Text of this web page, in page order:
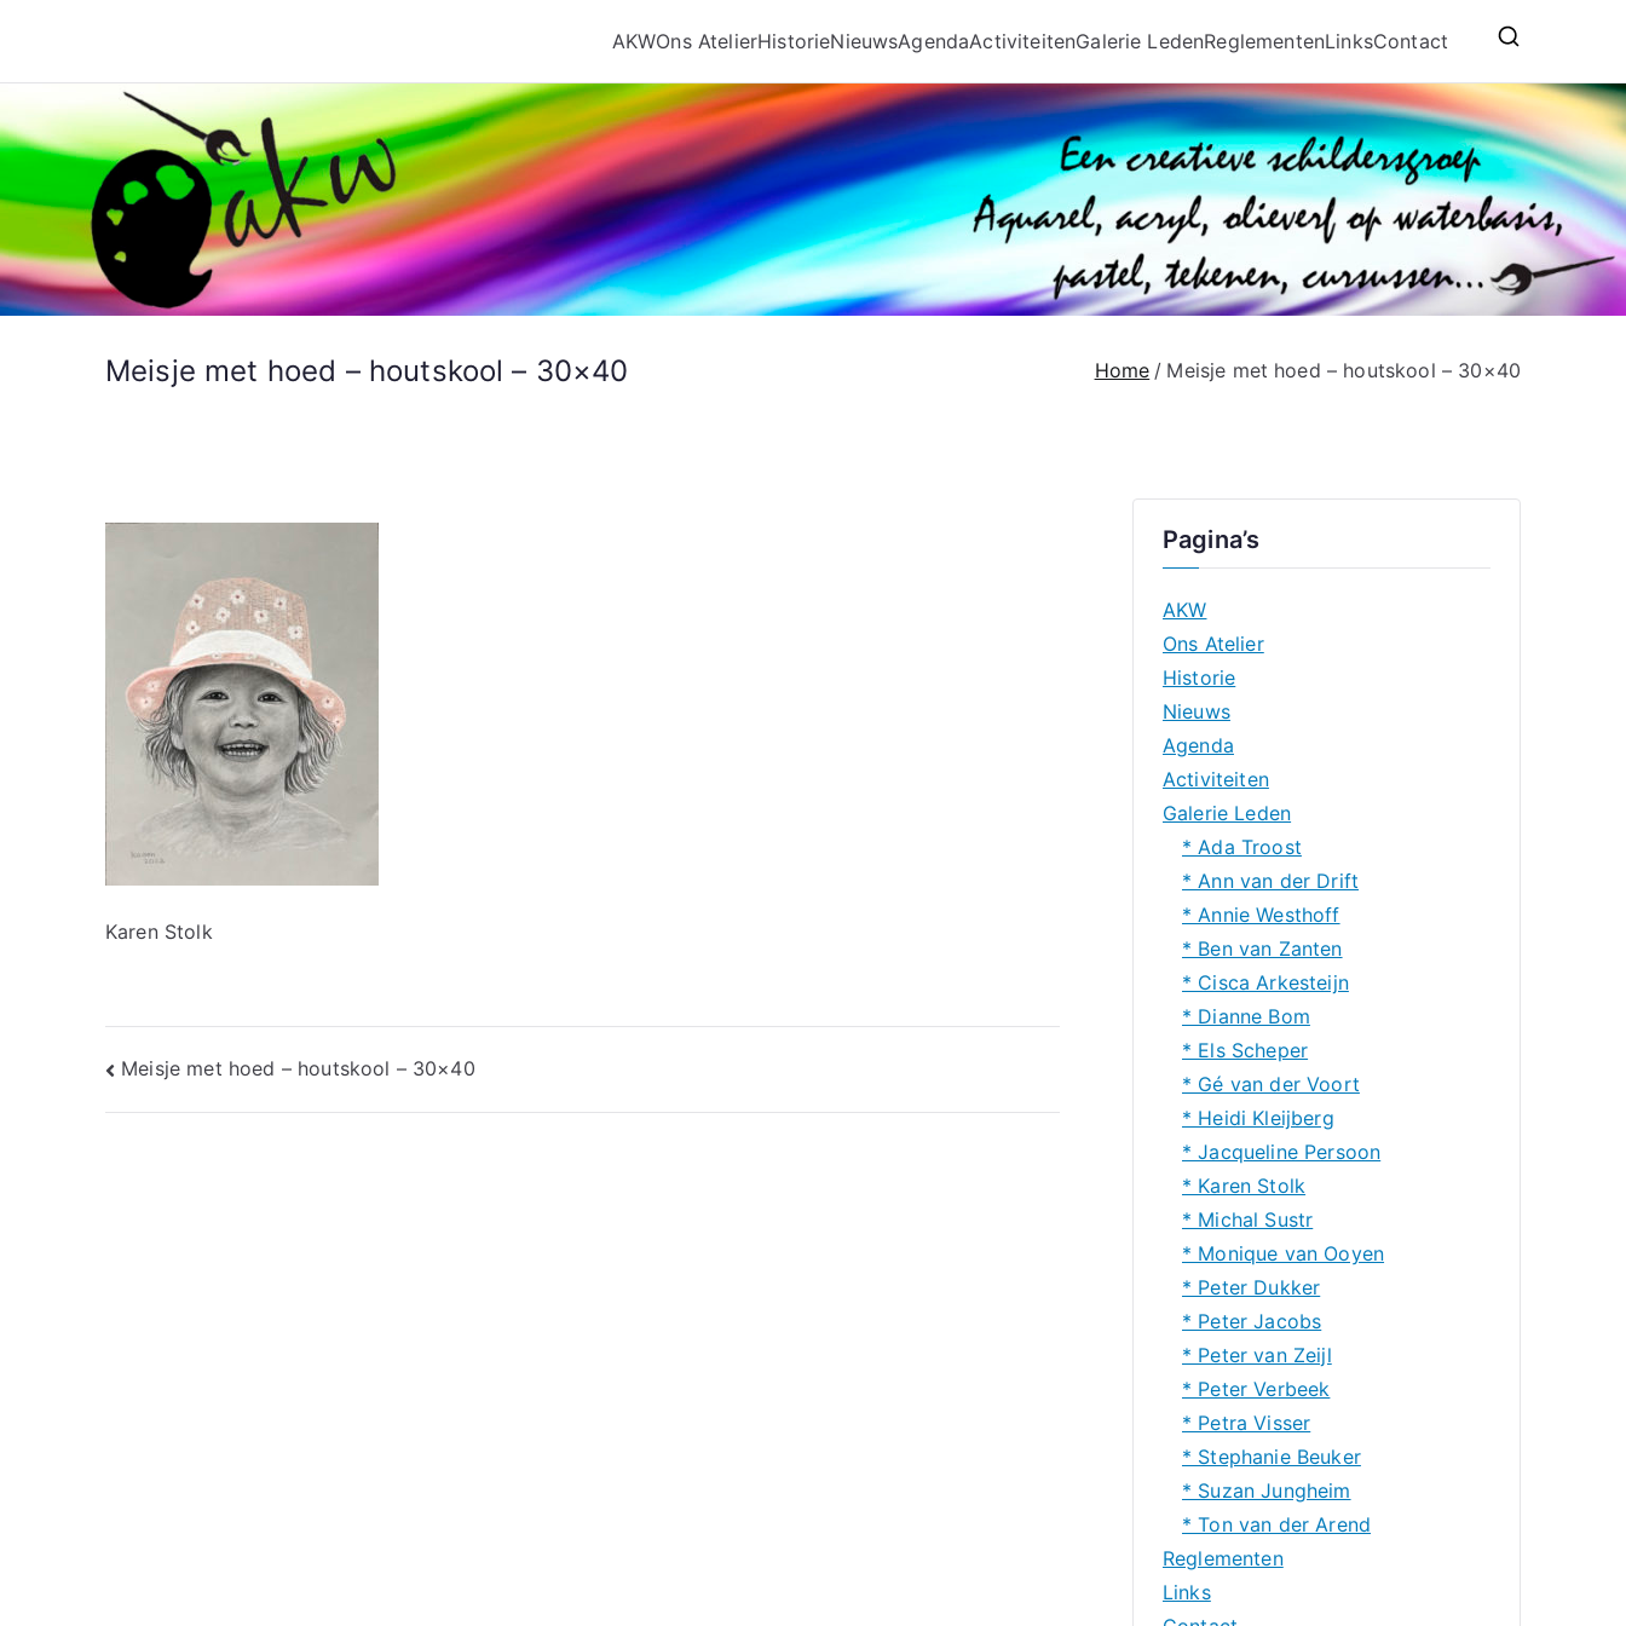
de
inhoud
Schilderen AKW
AKWOns AtelierHistorieNieuwsAgendaActiviteitenGalerie LedenReglementenLinksContact
Meisje met hoed – houtskool – 30×40 Home Meisje met hoed – houtskool – 30×40
Karen Stolk
Bericht
navigatie
Meisje met hoed – houtskool – 30×40
Pagina’s
AKW
Ons Atelier
Historie
Nieuws
Agenda
Activiteiten
Galerie Leden
* Ada Troost
* Ann van der Drift
* Annie Westhoff
* Ben van Zanten
* Cisca Arkesteijn
* Dianne Bom
* Els Scheper
* Gé van der Voort
* Heidi Kleijberg
* Jacqueline Persoon
* Karen Stolk
* Michal Sustr
* Monique van Ooyen
* Peter Dukker
* Peter Jacobs
* Peter van Zeijl
* Peter Verbeek
* Petra Visser
* Stephanie Beuker
* Suzan Jungheim
* Ton van der Arend
Reglementen
Links